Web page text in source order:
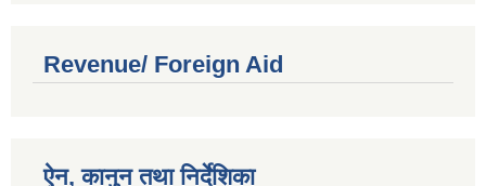
Revenue/ Foreign Aid
ऐन, कानुन तथा निर्देशिका